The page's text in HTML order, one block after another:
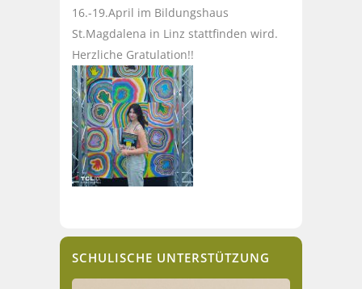
16.-19.April im Bildungshaus
St.Magdalena in Linz stattfinden wird.
Herzliche Gratulation!!
SCHULISCHE UNTERSTÜTZUNG